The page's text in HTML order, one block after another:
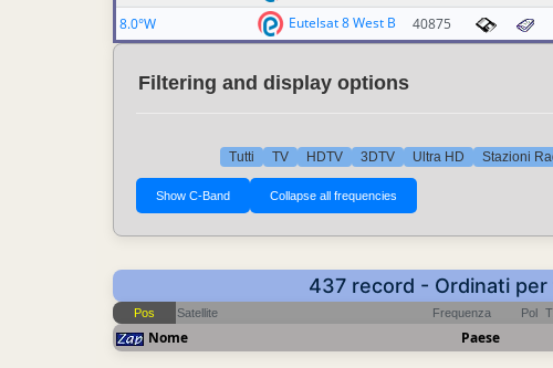
8.0°W
Eutelsat 8 West B 40875
Filtering and display options
Tutti TV HDTV 3DTV Ultra HD Stazioni
437 record - Ordinati
Pos Satellite Frequenza Pol
Nome Paese